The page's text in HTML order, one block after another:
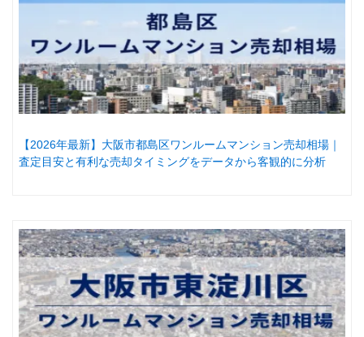
【2026年最新】大阪市都島区ワンルームマンション売却相場｜
査定目安と有利な売却タイミングをデータから客観的に分析